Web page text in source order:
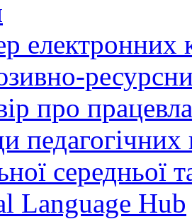
про
педагогічних
середньої
Language Hub